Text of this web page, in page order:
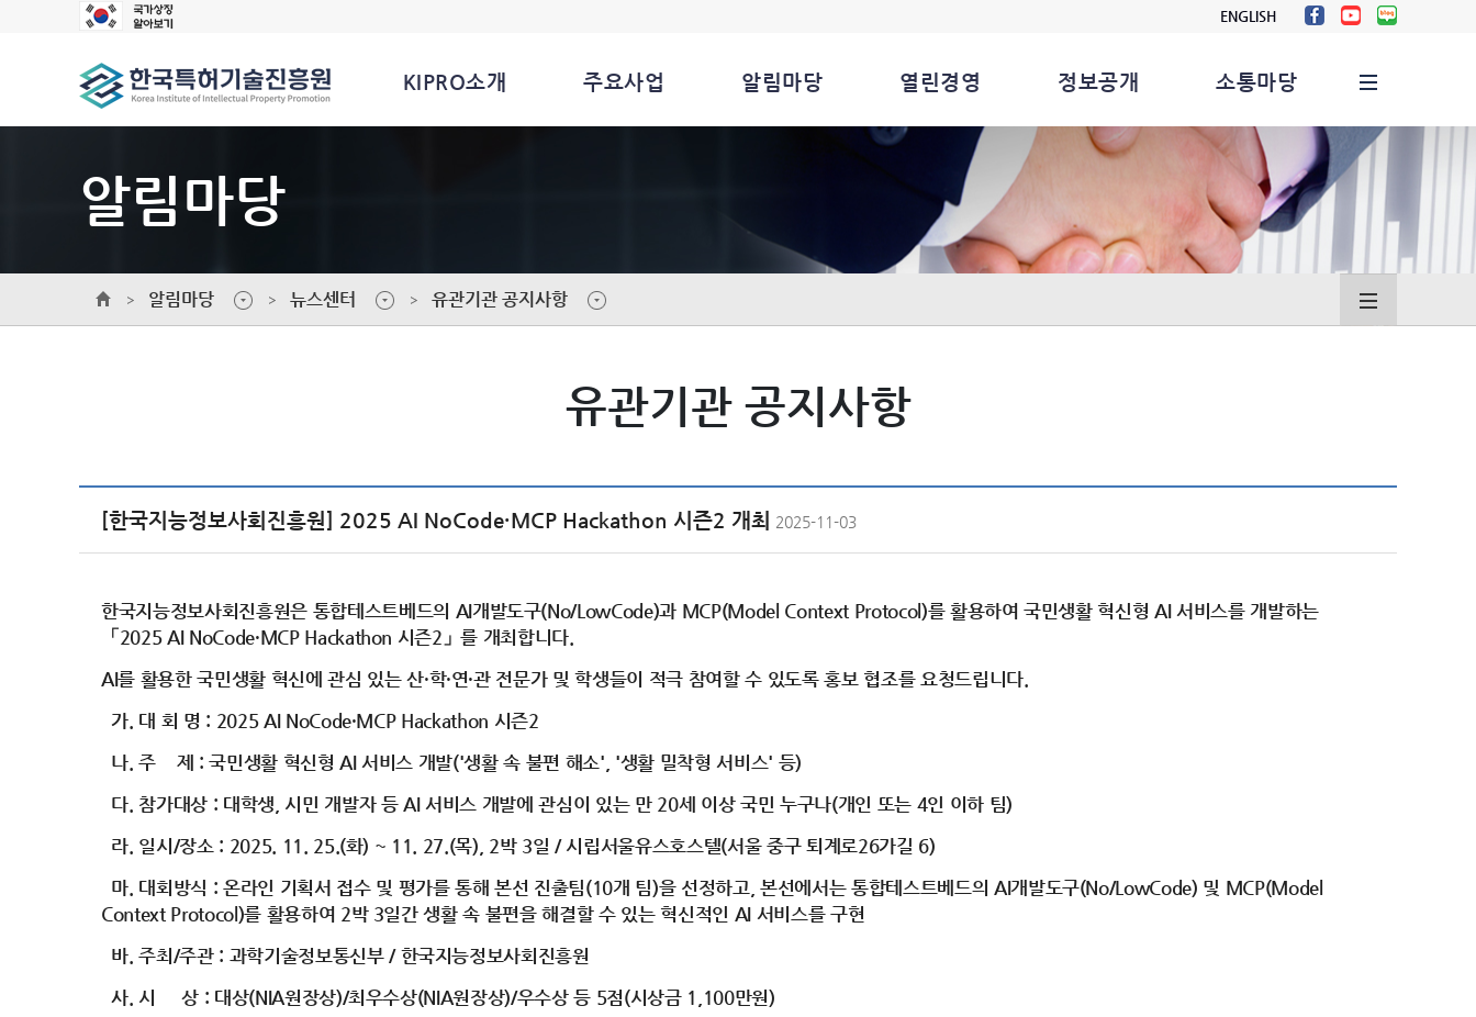
ENGLISH
KIPRO소개 주요사업 알림마당 열린경영 정보공개 소통마당
알림마당
알림마당 뉴스센터 유관기관 공지사항
유관기관 공지사항
[한국지능정보사회진흥원] 2025 AI NoCode·MCP Hackathon 시즌2 개최 2025-11-03
한국지능정보사회진흥원은 통합테스트베드의 AI개발도구(No/LowCode)과 MCP(Model Context Protocol)를 활용하여 국민생활 혁신형 AI 서비스를 개발하는
「2025 AI NoCode·MCP Hackathon 시즌2」를 개최합니다.
AI를 활용한 국민생활 혁신에 관심 있는 산·학·연·관 전문가 및 학생들이 적극 참여할 수 있도록 홍보 협조를 요청드립니다.
가. 대 회 명 : 2025 AI NoCode·MCP Hackathon 시즌2
나. 주 제 : 국민생활 혁신형 AI 서비스 개발('생활 속 불편 해소', '생활 밀착형 서비스' 등)
다. 참가대상 : 대학생, 시민 개발자 등 AI 서비스 개발에 관심이 있는 만 20세 이상 국민 누구나(개인 또는 4인 이하 팀)
라. 일시/장소 : 2025. 11. 25.(화) ~ 11. 27.(목), 2박 3일 / 시립서울유스호스텔(서울 중구 퇴계로26가길 6)
마. 대회방식 : 온라인 기획서 접수 및 평가를 통해 본선 진출팀(10개 팀)을 선정하고, 본선에서는 통합테스트베드의 AI개발도구(No/LowCode) 및 MCP(Model
Context Protocol)를 활용하여 2박 3일간 생활 속 불편을 해결할 수 있는 혁신적인 AI 서비스를 구현
바. 주최/주관 : 과학기술정보통신부 / 한국지능정보사회진흥원
사. 시 상 : 대상(NIA원장상)/최우수상(NIA원장상)/우수상 등 5점(시상금 1,100만원)